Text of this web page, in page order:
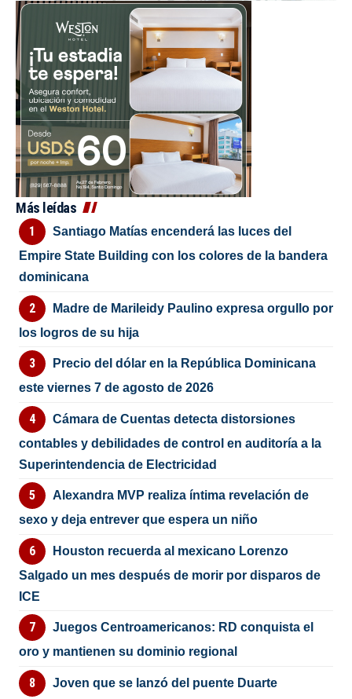
Más leídas
Santiago Matías encenderá las luces del
Empire State Building con los colores de la bandera
dominicana
Madre de Marileidy Paulino expresa orgullo por
los logros de su hija
Precio del dólar en la República Dominicana
este viernes 7 de agosto de 2026
Cámara de Cuentas detecta distorsiones
contables y debilidades de control en auditoría a la
Superintendencia de Electricidad
Alexandra MVP realiza íntima revelación de
sexo y deja entrever que espera un niño
Houston recuerda al mexicano Lorenzo
Salgado un mes después de morir por disparos de
ICE
Juegos Centroamericanos: RD conquista el
oro y mantienen su dominio regional
Joven que se lanzó del puente Duarte